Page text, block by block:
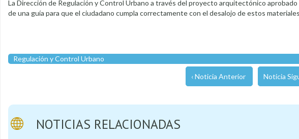
La Dirección de Regulación y Control Urbano a través del proyecto arquitectónico
de una guía para que el ciudadano cumpla correctamente con el desalojo de estos
Regulación y Control Urbano
‹ Noticia Anterior Noticia
NOTICIAS RELACIONADAS